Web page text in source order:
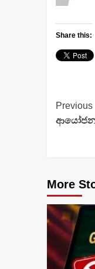
Share this:
Previous
ආයෝජන
More